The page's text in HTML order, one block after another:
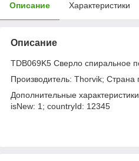
Описание Характеристики
Описание
TDB069K5 Сверло спиральное
Производитель: Thorvik; Страна
Дополнительные
isNew: 1; countryId: 12345